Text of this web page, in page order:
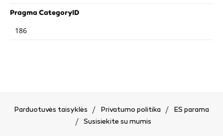
Pragma CategoryID
186
Parduotuvės taisyklės Privatumo politika
ES parama
Susisiekite su mumis